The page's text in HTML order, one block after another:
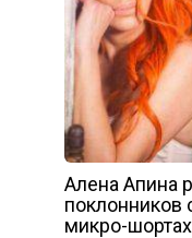
Алена Апина
поклонников
микро-